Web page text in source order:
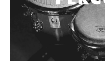
Controladores
Mezcladora